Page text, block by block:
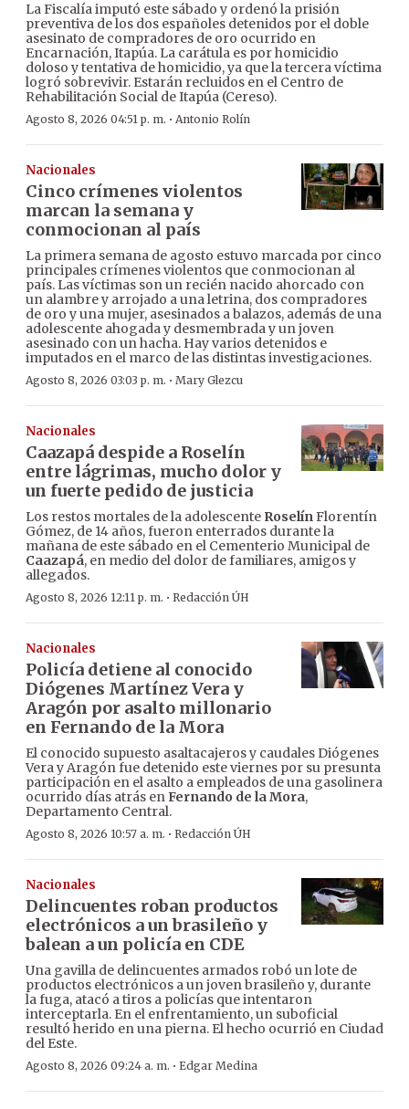
La Fiscalía imputó este sábado y ordenó la prisión
preventiva de los dos españoles detenidos por el doble
asesinato de compradores de oro ocurrido en
Encarnación, Itapúa. La carátula es por homicidio
doloso y tentativa de homicidio, ya que la tercera víctima
logró sobrevivir. Estarán recluidos en el Centro de
Rehabilitación Social de Itapúa (Cereso).
Agosto 8, 2026 04:51 p. m. · Antonio Rolín
Nacionales
Cinco crímenes violentos
marcan la semana y
conmocionan al país
La primera semana de agosto estuvo marcada por cinco
principales crímenes violentos que conmocionan al
país. Las víctimas son un recién nacido ahorcado con
un alambre y arrojado a una letrina, dos compradores
de oro y una mujer, asesinados a balazos, además de una
adolescente ahogada y desmembrada y un joven
asesinado con un hacha. Hay varios detenidos e
imputados en el marco de las distintas investigaciones.
Agosto 8, 2026 03:03 p. m. · Mary Glezcu
Nacionales
Caazapá despide a Roselín
entre lágrimas, mucho dolor y
un fuerte pedido de justicia
Los restos mortales de la adolescente RoselínFlorentín
Gómez, de 14 años, fueron enterrados durante la
mañana de este sábado en el Cementerio Municipal de
Caazapá, en medio del dolor de familiares, amigos y
allegados.
Agosto 8, 2026 12:11 p. m. · Redacción ÚH
Nacionales
Policía detiene al conocido
Diógenes Martínez Vera y
Aragón por asalto millonario
en Fernando de la Mora
El conocido supuesto asaltacajeros y caudales Diógenes
Vera y Aragón fue detenido este viernes por su presunta
participación en el asalto a empleados de una gasolinera
ocurrido días atrás enFernando de la Mora,
Departamento Central.
Agosto 8, 2026 10:57 a. m. · Redacción ÚH
Nacionales
Delincuentes roban productos
electrónicos a un brasileño y
balean a un policía en CDE
Una gavilla de delincuentes armados robó un lote de
productos electrónicos a un joven brasileño y, durante
la fuga, atacó a tiros a policías que intentaron
interceptarla. En el enfrentamiento, un suboficial
resultó herido en una pierna. El hecho ocurrió en Ciudad
del Este.
Agosto 8, 2026 09:24 a. m. · Edgar Medina